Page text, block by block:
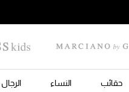
حقائب النساء الرجال